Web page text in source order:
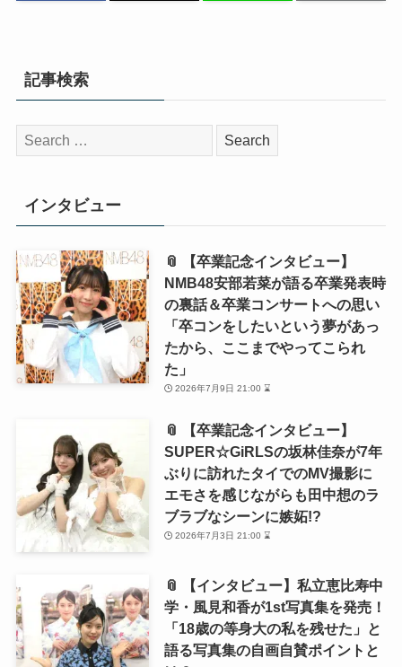
記事検索
検
索:
インタビュー
📎 【卒業記念インタビュー】
NMB48安部若菜が語る卒業発表時
の裏話＆卒業コンサートへの思い
「卒コンをしたいという夢があっ
たから、ここまでやってこられ
た」
2026年7月9日 21:00 ⌛
📎 【卒業記念インタビュー】
SUPER☆GiRLSの坂林佳奈が7年
ぶりに訪れたタイでのMV撮影に
エモさを感じながらも田中想のラ
ブラブなシーンに嫉妬!?
2026年7月3日 21:00 ⌛
📎 【インタビュー】私立恵比寿中
学・風見和香が1st写真集を発売！
「18歳の等身大の私を残せた」と
語る写真集の自画自賛ポイントと